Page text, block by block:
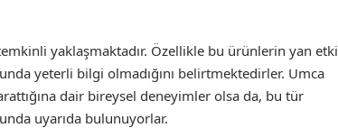
yaklaşmaktadır. Özellikle bu ürünlerin yan etki
yeterli bilgi olmadığını belirtmektedirler. Umca
dair bireysel deneyimler olsa da, bu tür
uyarıda bulunuyorlar.